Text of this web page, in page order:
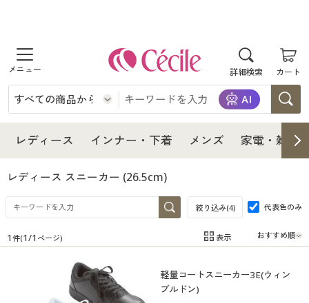
詳細検索 カート
商品を探す
レディース
レディースファッション
女性下着
インナー・下着
インナー・下着通販すべて
女性下着
メンズ下着
ジュニア・ティーンズ下着
メンズ
メンズ通販すべて
メンズファッション
家電・雑貨
家電・雑貨すべて
寝具・インテリア・家具
寝具・インテリア・家具通販すべて
美容・健康
レディース インナー・下着 メンズ 家電・雑貨
レディース スニーカー (26.5cm)
絞り込み(4) 代表色のみ
在庫 在庫のある商品のみ表示
1 件(1/1 ページ) 表示
軽量コートスニーカー3E(ウィン
ブルドン)